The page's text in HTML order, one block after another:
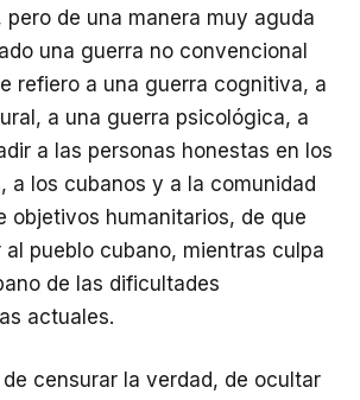
de una manera muy aguda
una guerra no convencional
refiero a una guerra cognitiva, a
a una guerra psicológica, a
a las personas honestas en los
a los cubanos y a la comunidad
objetivos humanitarios, de que
pueblo cubano, mientras culpa
de las dificultades
actuales.
censurar la verdad, de ocultar